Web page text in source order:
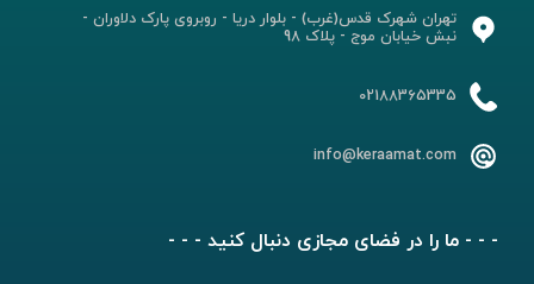
تهران شهرک قدس(غرب) - بلوار دریا - روبروی پارک دلاوران -
نبش خیابان موج - پلاک 98
02188365335
info@keraamat.com
- - - ما را در فضای مجازی دنبال کنید - - -